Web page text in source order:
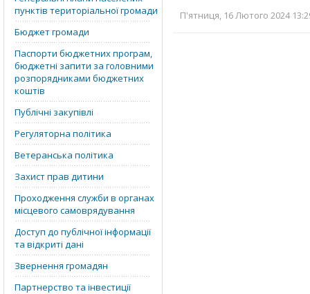
пунктів територіальної громади
Бюджет громади
Паспорти бюджетних програм,
бюджетні запити за головними
розпорядниками бюджетних
коштів
Публічні закупівлі
Регуляторна політика
Ветеранська політика
Захист прав дитини
Проходження служби в органах
місцевого самоврядування
Доступ до публічної інформації
та відкриті дані
Звернення громадян
Партнерство та інвестиції
П'ятниця, 16 Лютого 2024